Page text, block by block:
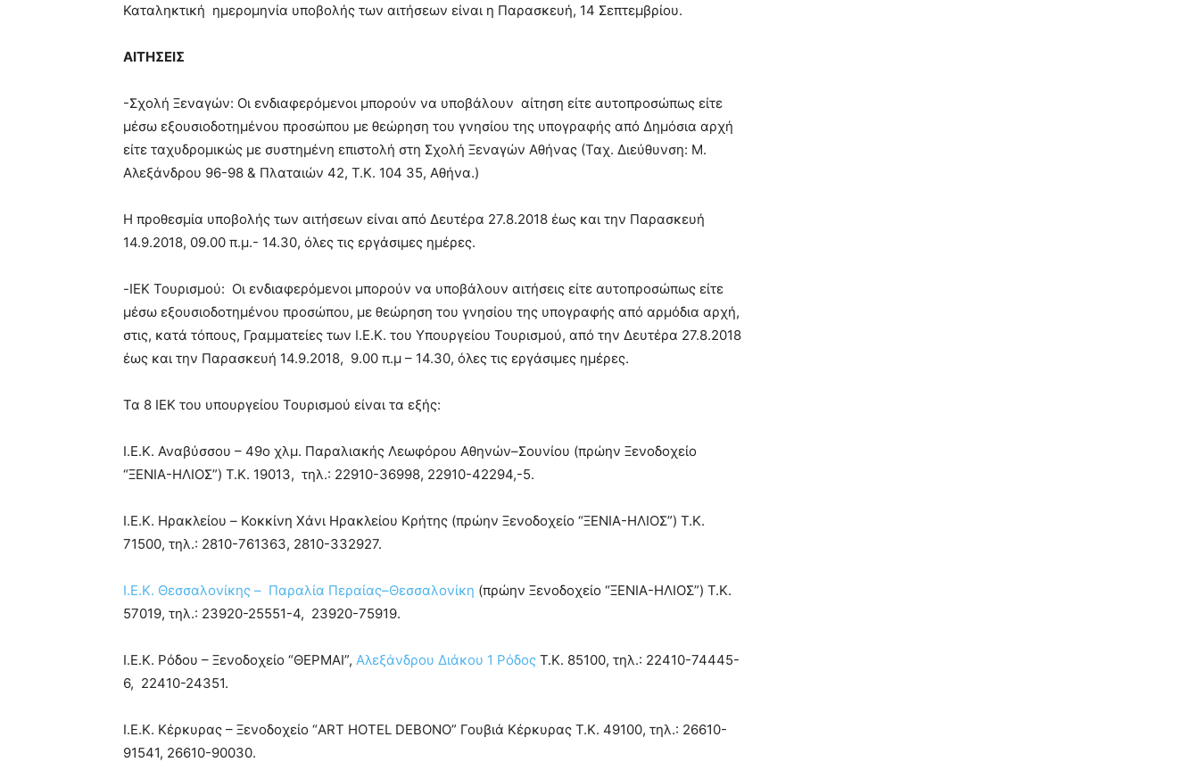
Καταληκτική ημερομηνία υποβολής των αιτήσεων είναι η Παρασκευή, 14 Σεπτεμβρίου.
ΑΙΤΗΣΕΙΣ
-Σχολή Ξεναγών: Οι ενδιαφερόμενοι μπορούν να υποβάλουν αίτηση είτε αυτοπροσώπως είτε
μέσω εξουσιοδοτημένου προσώπου με θεώρηση του γνησίου της υπογραφής από Δημόσια αρχή
είτε ταχυδρομικώς με συστημένη επιστολή στη Σχολή Ξεναγών Αθήνας (Ταχ. Διεύθυνση: Μ.
Αλεξάνδρου 96-98 & Πλαταιών 42, Τ.Κ. 104 35, Αθήνα.)
Η προθεσμία υποβολής των αιτήσεων είναι από Δευτέρα 27.8.2018 έως και την Παρασκευή
14.9.2018, 09.00 π.μ.- 14.30, όλες τις εργάσιμες ημέρες.
-ΙΕΚ Τουρισμού: Oι ενδιαφερόμενοι μπορούν να υποβάλουν αιτήσεις είτε αυτοπροσώπως είτε
μέσω εξουσιοδοτημένου προσώπου, με θεώρηση του γνησίου της υπογραφής από αρμόδια αρχή,
στις, κατά τόπους, Γραμματείες των Ι.Ε.Κ. του Υπουργείου Τουρισμού, από την Δευτέρα 27.8.2018
έως και την Παρασκευή 14.9.2018, 9.00 π.μ – 14.30, όλες τις εργάσιμες ημέρες.
Τα 8 ΙΕΚ του υπουργείου Τουρισμού είναι τα εξής:
Ι.Ε.Κ. Αναβύσσου – 49ο χλμ. Παραλιακής Λεωφόρου Αθηνών–Σουνίου (πρώην Ξενοδοχείο
“ΞΕΝΙΑ-ΗΛΙΟΣ”) T.K. 19013, τηλ.: 22910-36998, 22910-42294,-5.
Ι.Ε.Κ. Ηρακλείου – Κοκκίνη Χάνι Ηρακλείου Κρήτης (πρώην Ξενοδοχείο “ΞΕΝΙΑ-ΗΛΙΟΣ”) T.K.
71500, τηλ.: 2810-761363, 2810-332927.
Ι.Ε.Κ. Θεσσαλονίκης – Παραλία Περαίας–Θεσσαλονίκη (πρώην Ξενοδοχείο “ΞΕΝΙΑ-ΗΛΙΟΣ”) T.K.
57019, τηλ.: 23920-25551-4, 23920-75919.
Ι.Ε.Κ. Ρόδου – Ξενοδοχείο “ΘΕΡΜΑΙ”, Αλεξάνδρου Διάκου 1 Ρόδος T.K. 85100, τηλ.: 22410-74445-
6, 22410-24351.
Ι.Ε.Κ. Κέρκυρας – Ξενοδοχείο “ART HOTEL DEBONO” Γουβιά Κέρκυρας T.K. 49100, τηλ.: 26610-
91541, 26610-90030.